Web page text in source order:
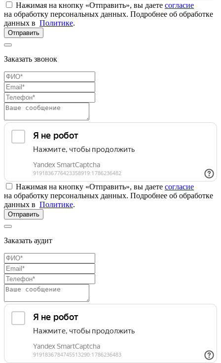
Нажимая на кнопку «Отправить», вы даете согласие
на обработку персональных данных. Подробнее об обработке
данных в Политике.
Отправить
Заказать звонок
Нажимая на кнопку «Отправить», вы даете согласие
на обработку персональных данных. Подробнее об обработке
данных в Политике.
Отправить
Заказать аудит